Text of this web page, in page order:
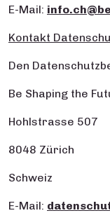
E-Mail:
Kontakt
Den
Be Shaping the
Hohlstrasse 507
8048 Zürich
Schweiz
E-Mail: